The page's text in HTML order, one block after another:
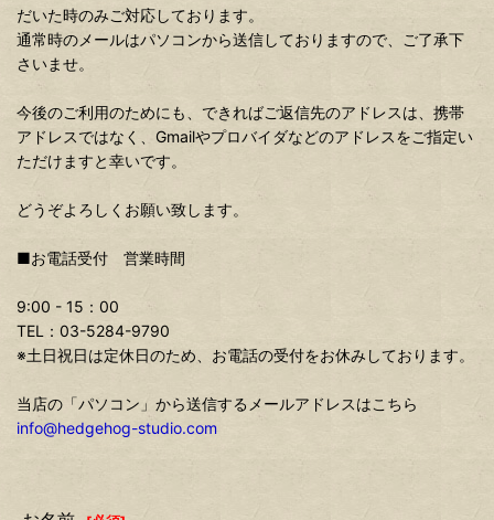
だいた時のみご対応しております。
通常時のメールはパソコンから送信しておりますので、ご了承下
さいませ。
今後のご利用のためにも、できればご返信先のアドレスは、携帯
アドレスではなく、Gmailやプロバイダなどのアドレスをご指定い
ただけますと幸いです。
どうぞよろしくお願い致します。
■お電話受付 営業時間
9:00 - 15：00
TEL：03-5284-9790
※土日祝日は定休日のため、お電話の受付をお休みしております。
当店の「パソコン」から送信するメールアドレスはこちら
info@hedgehog-studio.com